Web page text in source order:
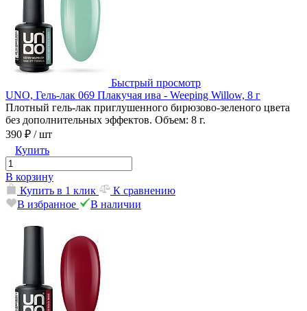
Быстрый просмотр
UNO, Гель-лак 069 Плакучая ива - Weeping Willow, 8 г
Плотный гель-лак приглушенного бирюзово-зеленого цвета
без дополнительных эффектов. Объем: 8 г.
390 ₽ / шт
Купить
В корзину
Купить в 1 клик
К сравнению
В избранное
В наличии